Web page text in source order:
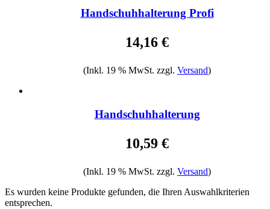
Handschuhhalterung Profi
14,16 €
(Inkl. 19 % MwSt. zzgl. Versand)
Handschuhhalterung
10,59 €
(Inkl. 19 % MwSt. zzgl. Versand)
Es wurden keine Produkte gefunden, die Ihren Auswahlkriterien
entsprechen.